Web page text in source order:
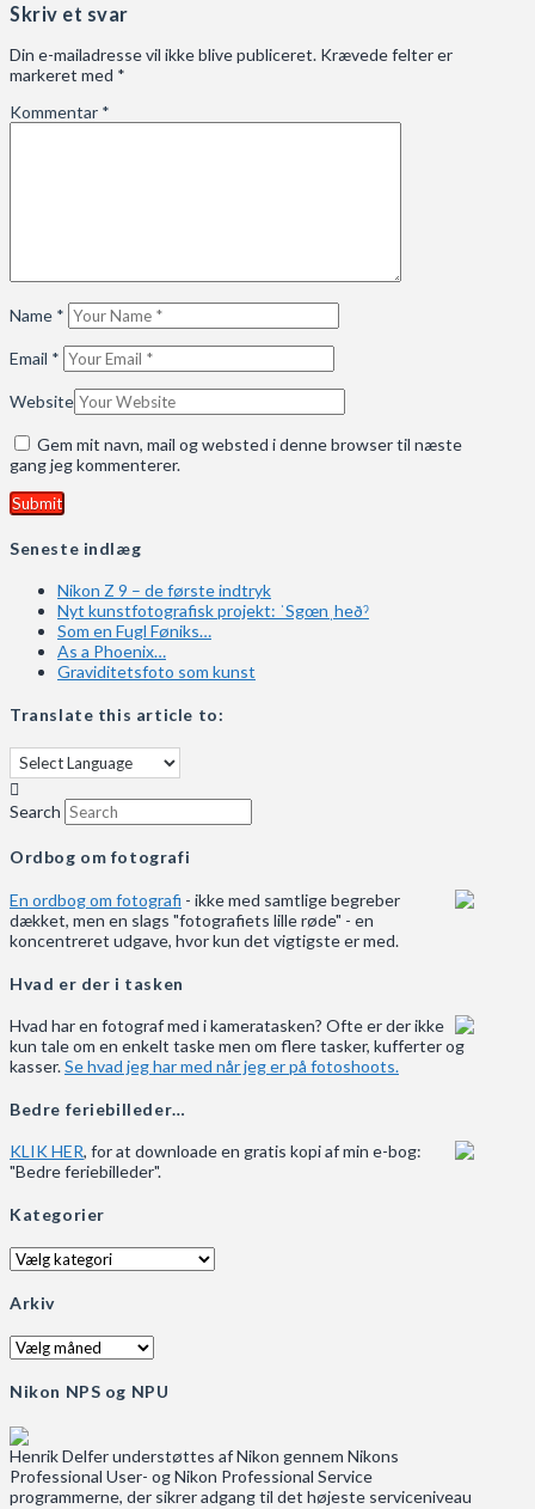
Skriv et svar
Din e-mailadresse vil ikke blive publiceret. Krævede felter er
markeret med *
Kommentar *
Name *
Email *
Website
Gem mit navn, mail og websted i denne browser til næste
gang jeg kommenterer.
Seneste indlæg
Nikon Z 9 – de første indtryk
Nyt kunstfotografisk projekt: ˈSgœnˌheðˀ
Som en Fugl Føniks…
As a Phoenix…
Graviditetsfoto som kunst
Translate this article to:
Search
Ordbog om fotografi
En ordbog om fotografi - ikke med samtlige begreber
dækket, men en slags "fotografiets lille røde" - en
koncentreret udgave, hvor kun det vigtigste er med.
Hvad er der i tasken
Hvad har en fotograf med i kameratasken? Ofte er der ikke
kun tale om en enkelt taske men om flere tasker, kufferter og
kasser.Se hvad jeg har med når jeg er på fotoshoots.
Bedre feriebilleder…
KLIK HER, for at downloade en gratis kopi af min e-bog:
"Bedre feriebilleder".
Kategorier
Kategorier
Arkiv
Arkiv
Nikon NPS og NPU
Henrik Delfer understøttes af Nikon gennem Nikons
Professional User- og Nikon Professional Service
programmerne, der sikrer adgang til det højeste serviceniveau